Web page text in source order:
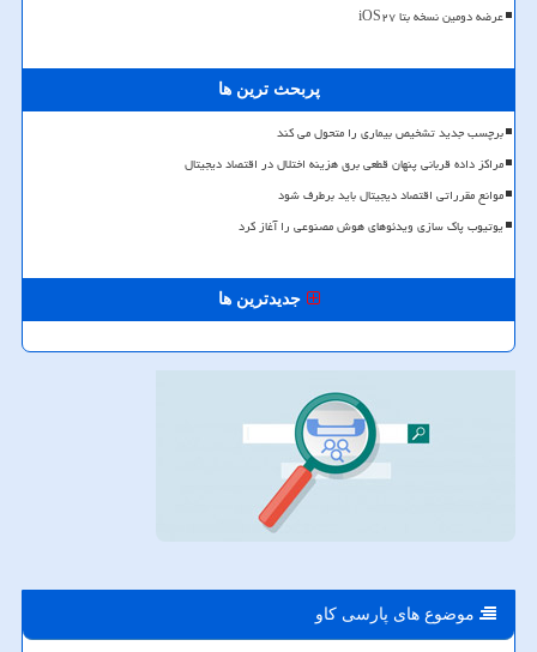
عرضه دومین نسخه بتا iOS۲۷
پربحث ترین ها
برچسب جدید تشخیص بیماری را متحول می کند
مراکز داده قربانی پنهان قطعی برق هزینه اختلال در اقتصاد دیجیتال
موانع مقرراتی اقتصاد دیجیتال باید برطرف شود
یوتیوب پاک سازی ویدئوهای هوش مصنوعی را آغاز کرد
جدیدترین ها
موضوع های پارسی كاو